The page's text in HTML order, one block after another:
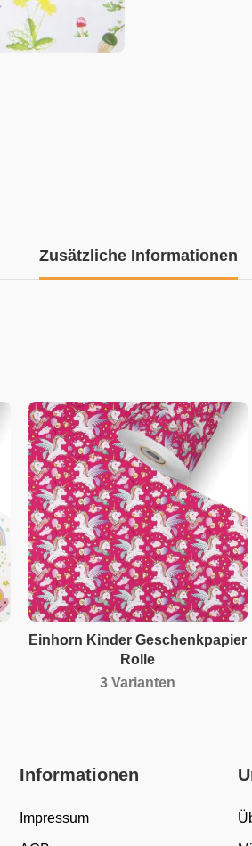
Zusätzliche Informationen
Einhorn Kinder Geschenkpapier
Rolle
3 Varianten
Informationen
Impressum